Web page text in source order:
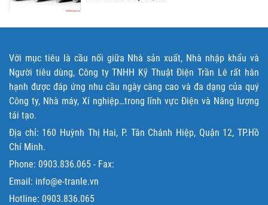
Với mục tiêu là cầu nối giữa Nhà sản xuất, Nhà nhập khẩu và
Người tiêu dùng, Công ty TNHH Kỹ Thuật Điện Trần Lê rất hân
hạnh được đáp ứng nhu cầu ngày càng cao và đa dạng của quý
Công ty, Nhà máy, Xí nghiệp…trong lĩnh vực Điện và Năng lượng
tái tạo.
Địa chỉ: 160 Huỳnh Thị Hai, P. Tân Chánh Hiệp, Quận 12, TP.Hồ
Chí Minh.
Phone: 0903.836.065 - Fax:
Email: info@e-tranle.vn
Hotline: 0903.836.065